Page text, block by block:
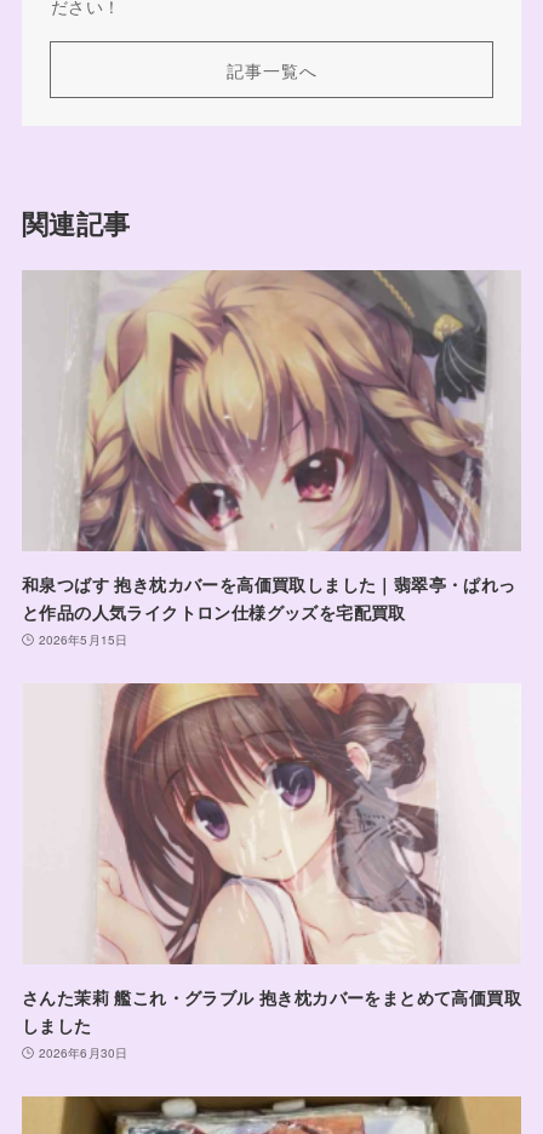
記事一覧へ
関連記事
和泉つばす 抱き枕カバーを高価買取しました｜翡翠亭・ぱれっ
と作品の人気ライクトロン仕様グッズを宅配買取
2026年5月15日
さんた茉莉 艦これ・グラブル 抱き枕カバーをまとめて高価買取
しました
2026年6月30日